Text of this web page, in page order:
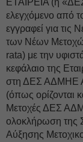
ΕΤΑΙΡΕΙΑ (η
ελεγχόμενο από
εγγραφεί για τις
των Νέων
rata) με την
κεφάλαιο της
στη ΔΕΣ ΑΔΜΗΕ
(όπως ορίζονται
Μετοχές ΔΕΣ
ολοκλήρωση της
Αύξησης